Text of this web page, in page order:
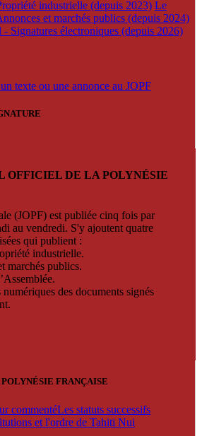
industrielle (depuis 2023) Le
et marchés publics (depuis 2024)
Signatures électroniques (depuis 2026)
texte ou une annonce au JOPF
OFFICIEL DE LA POLYNÉSIE
(JOPF) est publiée cinq fois par
au vendredi. S'y ajoutent quatre
qui publient :
industrielle.
marchés publics.
des documents signés
FRANÇAISE
commentéLes statuts successifs
et l'ordre de Tahiti Nui